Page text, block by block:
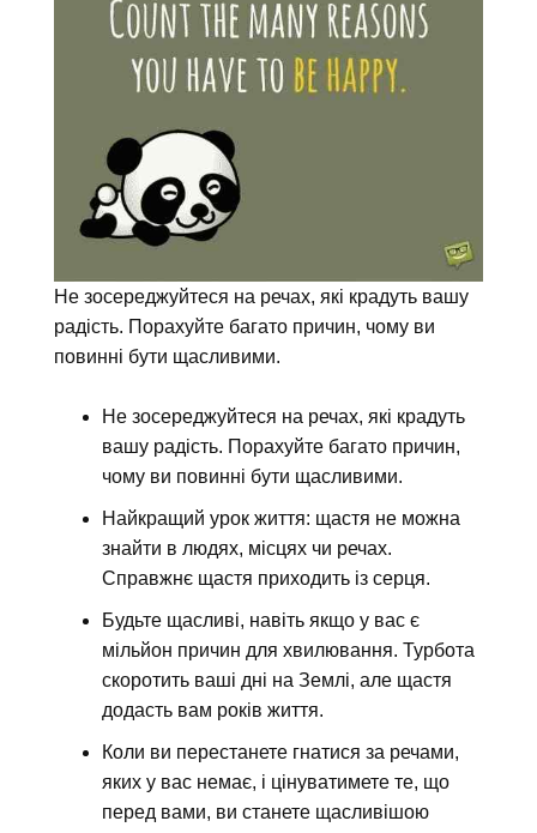
Не зосереджуйтеся на речах, які крадуть вашу
радість. Порахуйте багато причин, чому ви
повинні бути щасливими.
Не зосереджуйтеся на речах, які крадуть
вашу радість. Порахуйте багато причин,
чому ви повинні бути щасливими.
Найкращий урок життя: щастя не можна
знайти в людях, місцях чи речах.
Справжнє щастя приходить із серця.
Будьте щасливі, навіть якщо у вас є
мільйон причин для хвилювання. Турбота
скоротить ваші дні на Землі, але щастя
додасть вам років життя.
Коли ви перестанете гнатися за речами,
яких у вас немає, і цінуватимете те, що
перед вами, ви станете щасливішою